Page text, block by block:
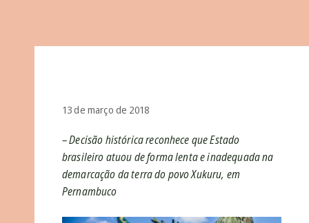
13 de março de 2018
– Decisão histórica reconhece que Estado
brasileiro atuou de forma lenta e inadequada na
demarcação da terra do povo Xukuru, em
Pernambuco